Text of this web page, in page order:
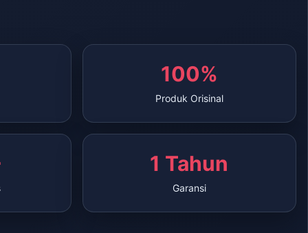
100%
Produk Orisinal
1 Tahun
Garansi